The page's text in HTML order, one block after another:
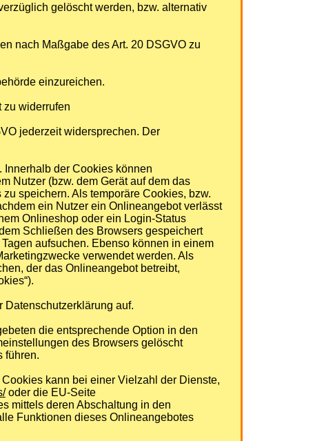
gelöscht werden, bzw. alternativ
nach Maßgabe des Art. 20 DSGVO zu
einzureichen.
zu widerrufen
jederzeit widersprechen. Der
Innerhalb der Cookies können
Nutzer (bzw. dem Gerät auf dem das
speichern. Als temporäre Cookies, bzw.
ein Nutzer ein Onlineangebot verlässt
Onlineshop oder ein Login-Status
Schließen des Browsers gespeichert
aufsuchen. Ebenso können in einem
verwendet werden. Als
der das Onlineangebot betreibt,
Datenschutzerklärung auf.
die entsprechende Option in den
des Browsers gelöscht
führen.
kann bei einer Vielzahl der Dienste,
oder die EU-Seite
mittels deren Abschaltung in den
Funktionen dieses Onlineangebotes